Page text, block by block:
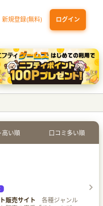
新規登録(無料) ログイン
ード発行） dカード GOLD
ープラス) セットプラン
高い順 口コミ多い順
販売サイト 各種ジャンル